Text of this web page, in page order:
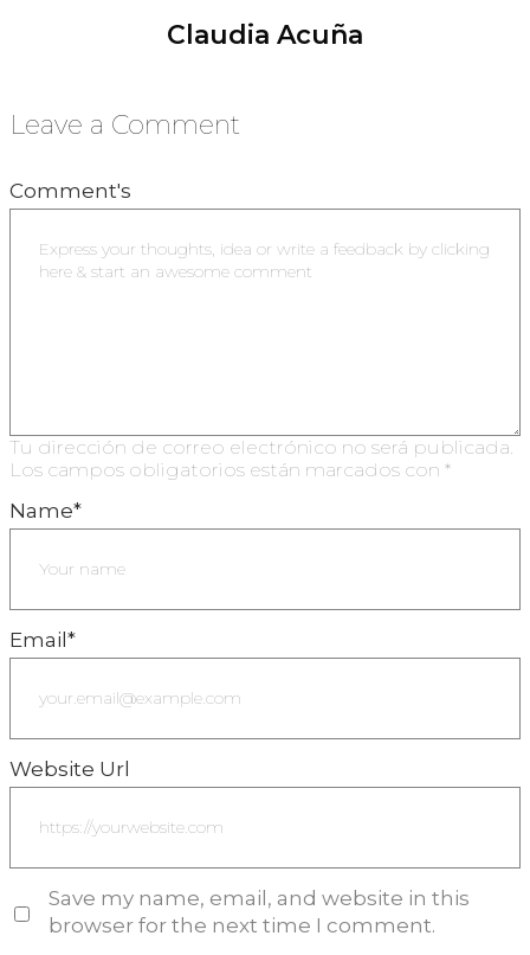
Claudia Acuña
Leave a Comment
Tu dirección de correo electrónico no será publicada.
Los campos obligatorios están marcados con *
Comment's
Name*
Email*
Website Url
Save my name, email, and website in this
browser for the next time I comment.